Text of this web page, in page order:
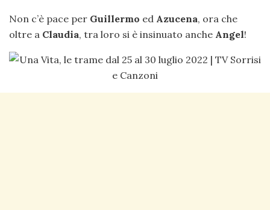
Non c’è pace per Guillermo ed Azucena, ora che
oltre a Claudia, tra loro si è insinuato anche Angel!